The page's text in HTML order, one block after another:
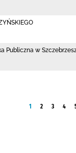
Publiczna w
1 2 3 4